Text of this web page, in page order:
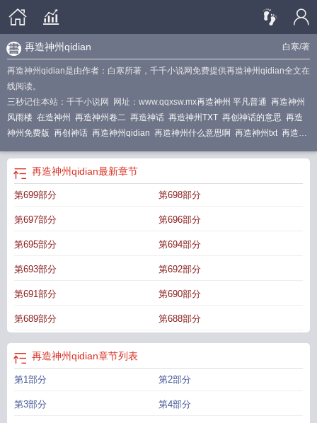
白寒/著
再造神州qidian
再造神州qidian是由作者：白寒所著，千千小说网免费提供再造神州qidian全文在
线阅读。
三秒记住本站：千千小说网 网址：www.qqxsw.mx再造神州 平凡普通 再造神州
风雨楼 在造神州 再造神州卷二 再造神话 再造神州TXT 再创神话的意思 再造
神州免费版 再创神话 再造神州qidian 再造神州什么意思啊 再造神州txt 再造神
再造神州京观 再创神话是什么
造神州作者的其他作品
再造神州qidian最新章节
第699部分 第698部分
第697部分 第696部分
第695部分 第694部分
第693部分 第692部分
第691部分 第690部分
第689部分 第688部分
再造神州qidian章节列表
第1部分 第2部分
第3部分 第4部分